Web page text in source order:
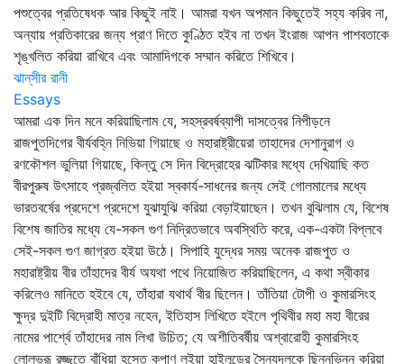
পশুত্বের প্রতিষেধক আর কিছুই নাই। আমরা যখন অপমান কিছুতেই সহ্য করিব না,
অন্যায় প্রতিকারের জন্য প্রাণ দিতে কুণ্ঠিত হইব না তখন ইংরাজ আপন পাশবতাকে
শৃঙ্খলিত করিয়া রাখিবে এবং আমাদিগকে সম্মান করিতে শিখিবে।
ঝান্‌সীর রানী
Essays
আমরা এক দিন মনে করিয়াছিলাম যে, সহস্রবর্ষব্যাপী দাসত্বের নিপীড়নে
রাজপুতদিগের বীর্যবহ্নি নিভিয়া গিয়াছে ও মহারাষ্ট্রীয়েরা তাহাদের দেশানুরাগ ও
রণকৌশল ভুলিয়া গিয়াছে, কিন্তু সে দিন বিদ্রোহের ঝটিকার মধ্যে দেখিয়াছি কত
বীরপুরুষ উৎসাহে প্রজ্বলিত হইয়া স্বকার্য-সাধনের জন্য সেই গোলমালের মধ্যে
ভারতবর্ষের প্রদেশে প্রদেশে যুঝাযুঝি করিয়া বেড়াইয়াছেন। তখন বুঝিলাম যে, বিশেষ
বিশেষ জাতির মধ্যে যে-সকল গুণ নিদ্রিতভাবে অবস্থিতি করে, এক-একটা বিপ্লবে
সেই-সকল গুণ জাগ্রত হইয়া উঠে। সিপাহি যুদ্ধের সময় অনেক রাজপুত ও
মহারাষ্ট্রীয় বীর তাঁহাদের বীর্য অযথা পথে নিয়োজিত করিয়াছিলেন, এ কথা স্বীকার
করিলেও মানিতে হইবে যে, তাঁহারা যথার্থ বীর ছিলেন। তাঁতিয়া টোপী ও কুমারসিংহ
ক্ষুদ্র দুইটি বিদ্রোহী মাত্র নহেন, ইতিহাস লিখিতে হইলে পৃথিবীর মহা মহা বীরের
নামের পার্শ্বে তাঁহাদের নাম লিখা উচিত; যে অশীতিবর্ষীয় অশ্বারোহী কুমারসিংহ
লোলভ্রূ রজ্জুতে বাঁধিয়া হস্তে কৃপাণ লইয়া হাইলন্ডের সৈন্যদলকে ছিন্নভিন্ন করিয়া